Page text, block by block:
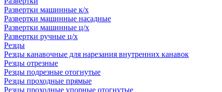
Развертки машинные к/х
Развертки машинные насадные
Развертки машинные ц/х
Развертки ручные ц/х
Резцы
Резцы канавочные для нарезания внутренних канавок
Резцы отрезные
Резцы подрезные отогнутые
Резцы проходные прямые
Резцы проходные упорные отогнутые